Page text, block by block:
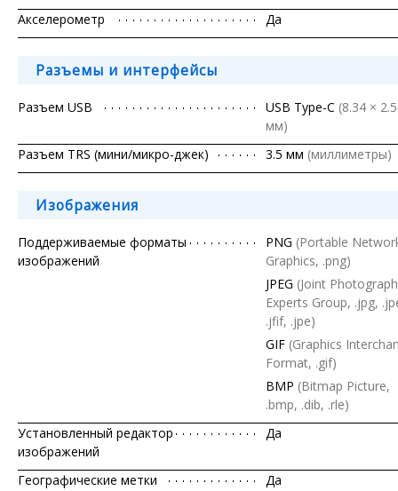
Акселерометр
Да
Разъемы и интерфейсы
Разъем USB USB Type-C (8.34 ×
мм)
Разъем TRS (мини/микро-джек)
3.5 мм (миллиметры)
Изображения
Поддерживаемые форматы
изображений
PNG (Portable
Graphics, .png)
JPEG (Joint
Experts Group, .jpg,
.jfif, .jpe)
GIF (Graphics
Format, .gif)
BMP (Bitmap Picture,
.bmp, .dib, .rle)
Установленный редактор
изображений
Да
Географические метки Да